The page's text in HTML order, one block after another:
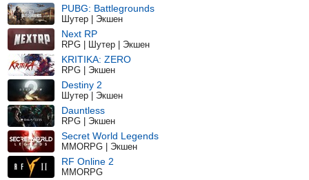
PUBG: Battlegrounds
Шутер | Экшен
Next RP
RPG | Шутер | Экшен
KRITIKA: ZERO
RPG | Экшен
Destiny 2
Шутер | Экшен
Dauntless
RPG | Экшен
Secret World Legends
MMORPG | Экшен
RF Online 2
MMORPG